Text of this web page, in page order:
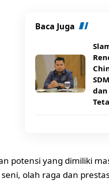
Baca Juga
dan
potensi yang dimiliki
olah raga dan